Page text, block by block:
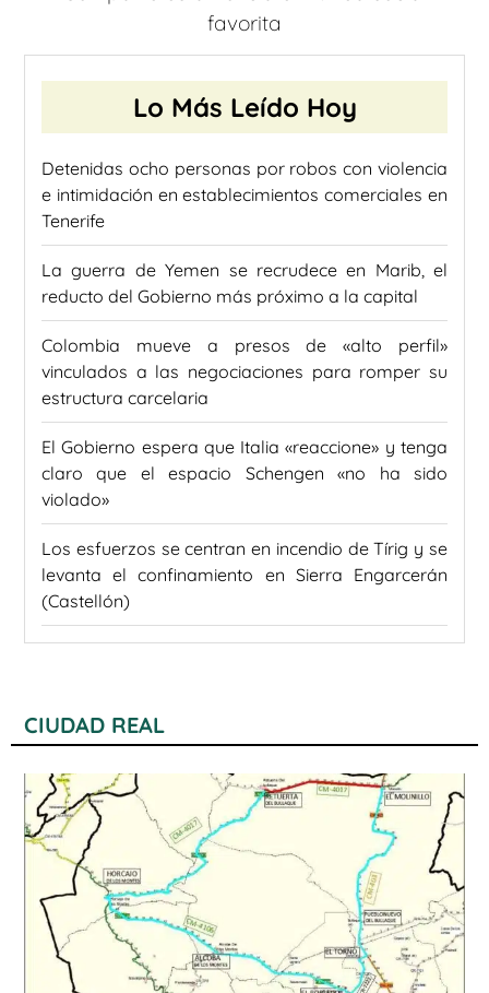
favorita
Lo Más Leído Hoy
Detenidas ocho personas por robos con violencia
e intimidación en establecimientos comerciales en
Tenerife
La guerra de Yemen se recrudece en Marib, el
reducto del Gobierno más próximo a la capital
Colombia mueve a presos de «alto perfil»
vinculados a las negociaciones para romper su
estructura carcelaria
El Gobierno espera que Italia «reaccione» y tenga
claro que el espacio Schengen «no ha sido
violado»
Los esfuerzos se centran en incendio de Tírig y se
levanta el confinamiento en Sierra Engarcerán
(Castellón)
CIUDAD REAL